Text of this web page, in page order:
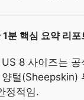
분 핵심 요약 리포
8 사이즈는
털(Sheepskin)
정적임.